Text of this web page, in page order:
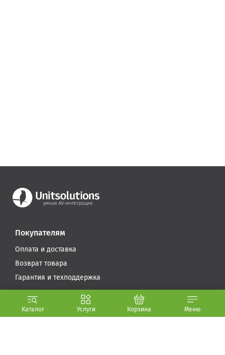
Услуги
Каталог Корзина Меню
Покупателям
Оплата и доставка
Возврат товара
Гарантия и техподдержка
Компания